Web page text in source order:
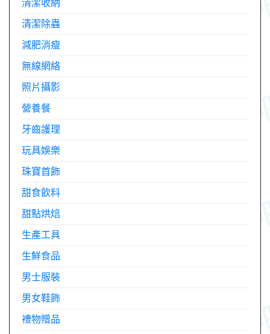
清潔收納
清潔除蟲
減肥消瘦
無線網絡
照片攝影
營養餐
牙齒護理
玩具娛樂
珠寶首飾
甜食飲料
甜點烘焙
生產工具
生鮮食品
男士服裝
男女鞋飾
禮物贈品